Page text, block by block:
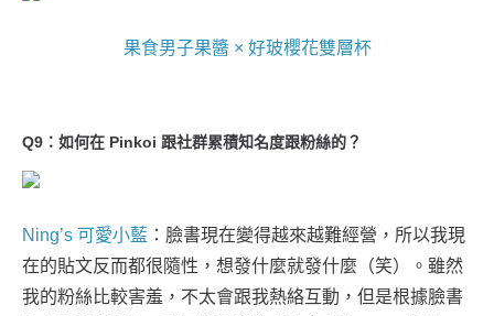
果食男子果醬 × 好玻櫻花雙層杯
Q9：如何在 Pinkoi 跟社群累積知名度跟粉絲的？
Ning’s 可愛小藍 ：臉書現在變得越來越難經營，所以我現
在的貼文反而都很隨性，想發什麼就發什麼（笑）。雖然
我的粉絲比較害羞，不太會跟我熱絡互動，但是根據臉書